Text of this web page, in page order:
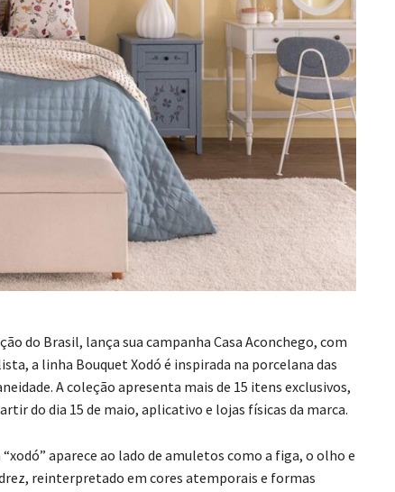
do Brasil, lança sua campanha Casa Aconchego, com
a linha Bouquet Xodó é inspirada na porcelana das
A coleção apresenta mais de 15 itens exclusivos,
do dia 15 de maio, aplicativo e lojas físicas da marca.
aparece ao lado de amuletos como a figa, o olho e
reinterpretado em cores atemporais e formas